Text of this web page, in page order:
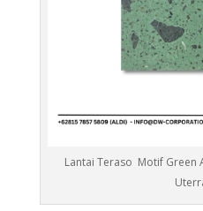
Lantai Teraso Motif Green